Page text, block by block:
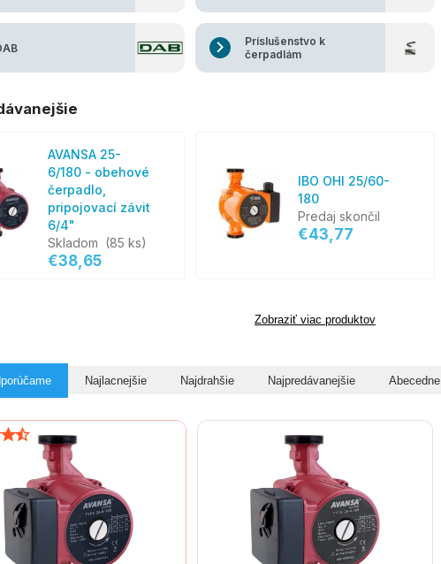
Príslušenstvo k
čerpadlám
AVANSA 25-
6/180 - obehové
čerpadlo,
pripojovací závit
6/4"
Skladom (85 ks)
€38,65
IBO OHI 25/60-
180
Predaj skončil
€43,77
Zobraziť viac produktov
Najlacnejšie Najdrahšie Najpredávanejšie Abecedne